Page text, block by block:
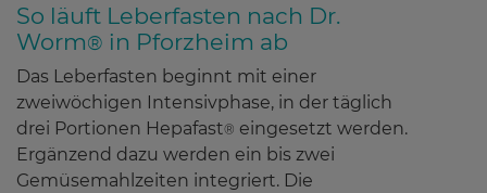
So läuft Leberfasten nach Dr.
Worm® in Pforzheim ab
Das Leberfasten beginnt mit einer
zweiwöchigen Intensivphase, in der täglich
drei Portionen Hepafast® eingesetzt werden.
Ergänzend dazu werden ein bis zwei
Gemüsemahlzeiten integriert. Die